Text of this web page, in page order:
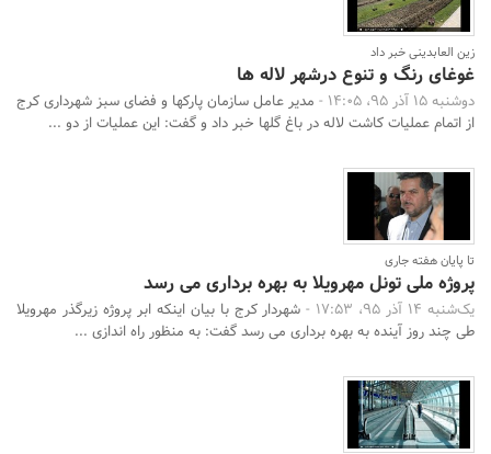
زین العابدینی خبر داد
غوغای رنگ و تنوع درشهر لاله ها
دوشنبه 15 آذر 95، 14:05 -
مدیر عامل سازمان پارکها و فضای سبز شهرداری کرج
از اتمام عملیات کاشت لاله در باغ گلها خبر داد و گفت: این عملیات از دو ...
تا پایان هفته جاری
پروژه ملی تونل مهرویلا به بهره برداری می رسد
یک‌شنبه 14 آذر 95، 17:53 -
شهردار کرج با بیان اینکه ابر پروژه زیرگذر مهرویلا
طی چند روز آینده به بهره برداری می رسد گفت: به منظور راه اندازی ...